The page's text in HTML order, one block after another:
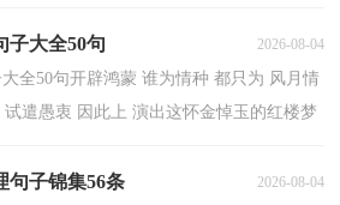
子大全50句 2026-08-04
全50句开辟鸿蒙 谁为情种 都只为 风月情
遣愚衷 因此上 演出这怀金悼玉的红楼梦
句子锦集56条 2026-08-04